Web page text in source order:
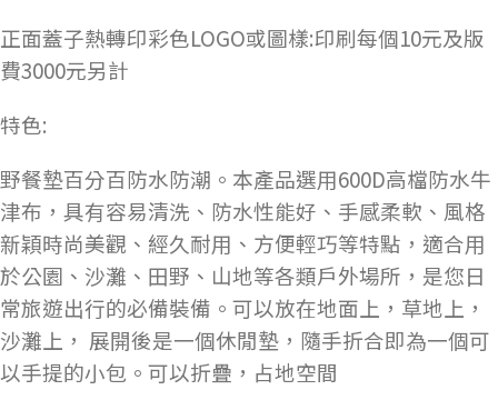
正面蓋子熱轉印彩色LOGO或圖樣:印刷每個10元及版
費3000元另計
特色:
野餐墊百分百防水防潮。本產品選用600D高檔防水牛
津布，具有容易清洗、防水性能好、手感柔軟、風格
新穎時尚美觀、經久耐用、方便輕巧等特點，適合用
於公園、沙灘、田野、山地等各類戶外場所，是您日
常旅遊出行的必備裝備。可以放在地面上，草地上，
沙灘上， 展開後是一個休閒墊，隨手折合即為一個可
以手提的小包。可以折疊，占地空間